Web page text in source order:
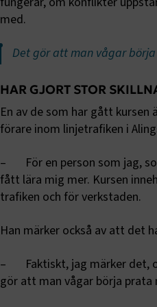
med.
Det gör att man vågar
HAR GJORT STOR
En av de som har gått
förare inom linjetrafiken i
– För en person som jag,
fått lära mig mer. Kursen
trafiken och för verkstaden.
Han märker också av att det
– Faktiskt, jag märker det,
gör att man vågar börja prata
ARRAffinity
TF-XSRF-